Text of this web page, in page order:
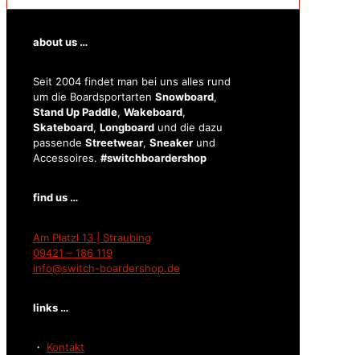
about us …
Seit 2004 findet man bei uns alles rund
um die Boardsportarten Snowboard,
Stand Up Paddle, Wakeboard,
Skateboard, Longboard und die dazu
passende Streetwear, Sneaker und
Accessoires. #switchboardershop
find us …
Am Platzl 13 | Straubing
09421 – 186 119
info@switch-boardershop.de
links …
・ Kontakt